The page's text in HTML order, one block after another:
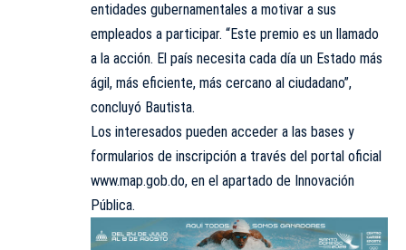
entidades gubernamentales a motivar a sus
empleados a participar. “Este premio es un llamado
a la acción. El país necesita cada día un Estado más
ágil, más eficiente, más cercano al ciudadano”,
concluyó Bautista.
Los interesados pueden acceder a las bases y
formularios de inscripción a través del portal oficial
www.map.gob.do, en el apartado de Innovación
Pública.